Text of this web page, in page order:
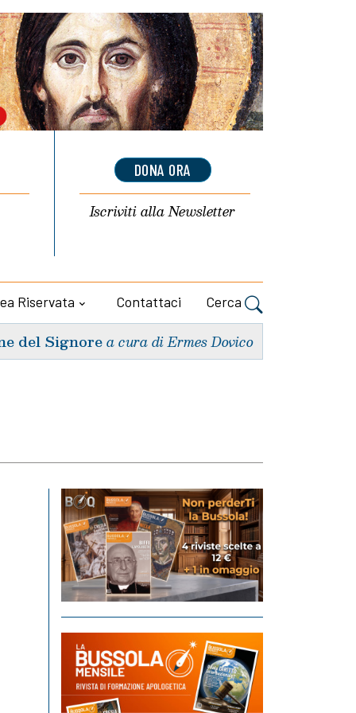
DONA ORA
Iscriviti allaNewsletter
Riservata Contattaci Cerca
del Signorea cura di Ermes Dovico